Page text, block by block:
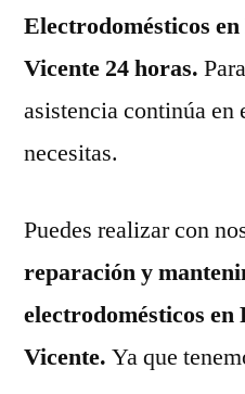
Electrodomésticos
Vicente 24 horas.
asistencia continúa en
necesitas.
Puedes realizar con
reparación y
electrodomésticos en
Vicente. Ya que